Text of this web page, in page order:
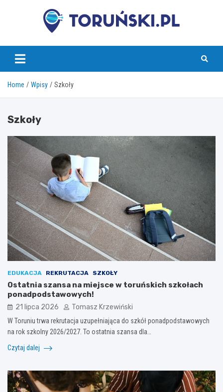
torunski.pl
Home Wpisy Szkoły
Szkoły
EDUKACJA REKRUTACJA SZKOŁY
Ostatnia szansa na miejsce w toruńskich szkołach
ponadpodstawowych!
21 lipca 2026 Tomasz Krzewiński
W Toruniu trwa rekrutacja uzupełniająca do szkół ponadpodstawowych
na rok szkolny 2026/2027. To ostatnia szansa dla…
Czytaj dalej